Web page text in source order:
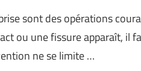
sont des opérations
ou une fissure apparaît, il
ne se limite …